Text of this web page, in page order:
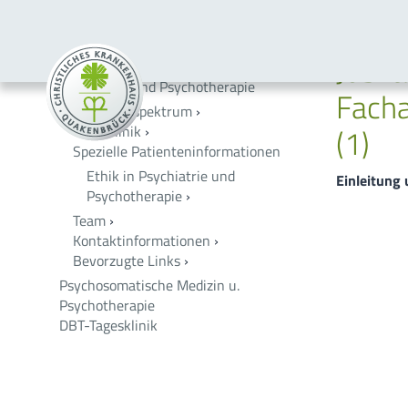
Zentrum für Seelische Gesundheit
Psychiatrie und Psychotherapie
Leistungsspektrum ›
Tagesklinik ›
Spezielle Patienteninformationen
Ethik in Psychiatrie und
Psychotherapie ›
Team ›
Kontaktinformationen ›
Bevorzugte Links ›
Psychosomatische Medizin u.
Psychotherapie
DBT-Tagesklinik
(1)
Einleitung